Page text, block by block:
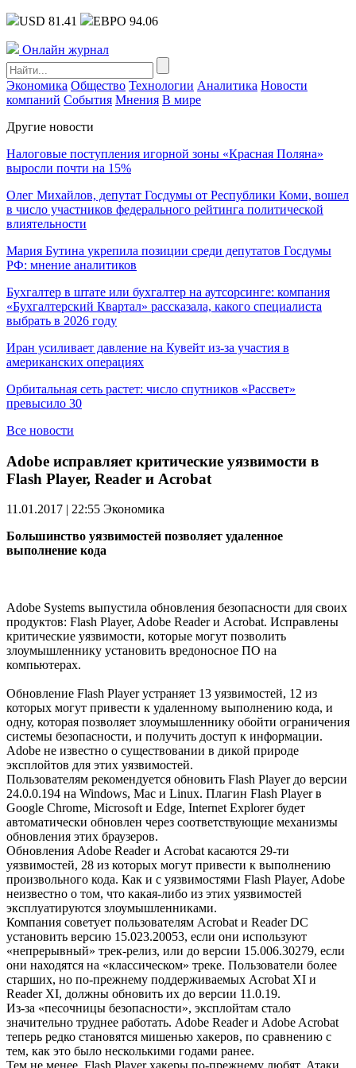
USD 81.41 ЕВРО 94.06
Онлайн журнал
Экономика Общество Технологии Аналитика Новости
компаний События Мнения В мире
Другие новости
Налоговые поступления игорной зоны «Красная Поляна»
выросли почти на 15%
Олег Михайлов, депутат Госдумы от Республики Коми, вошел
в число участников федерального рейтинга политической
влиятельности
Мария Бутина укрепила позиции среди депутатов Госдумы
РФ: мнение аналитиков
Бухгалтер в штате или бухгалтер на аутсорсинге: компания
«Бухгалтерский Квартал» рассказала, какого специалиста
выбрать в 2026 году
Иран усиливает давление на Кувейт из-за участия в
американских операциях
Орбитальная сеть растет: число спутников «Рассвет»
превысило 30
Все новости
Adobe исправляет критические уязвимости в
Flash Player, Reader и Acrobat
11.01.2017 | 22:55 Экономика
Большинство уязвимостей позволяет удаленное
выполнение кода
Adobe Systems выпустила обновления безопасности для своих
продуктов: Flash Player, Adobe Reader и Acrobat. Исправлены
критические уязвимости, которые могут позволить
злоумышленнику установить вредоносное ПО на
компьютерах.
Обновление Flash Player устраняет 13 уязвимостей, 12 из
которых могут привести к удаленному выполнению кода, и
одну, которая позволяет злоумышленнику обойти ограничения
системы безопасности, и получить доступ к информации.
Adobe не известно о существовании в дикой природе
эксплойтов для этих уязвимостей.
Пользователям рекомендуется обновить Flash Player до версии
24.0.0.194 на Windows, Mac и Linux. Плагин Flash Player в
Google Chrome, Microsoft и Edge, Internet Explorer будет
автоматически обновлен через соответствующие механизмы
обновления этих браузеров.
Обновления Adobe Reader и Acrobat касаются 29-ти
уязвимостей, 28 из которых могут привести к выполнению
произвольного кода. Как и с уязвимостями Flash Player, Adobe
неизвестно о том, что какая-либо из этих уязвимостей
эксплуатируются злоумышленниками.
Компания советует пользователям Acrobat и Reader DC
установить версию 15.023.20053, если они используют
«непрерывный» трек-релиз, или до версии 15.006.30279, если
они находятся на «классическом» треке. Пользователи более
старших, но по-прежнему поддерживаемых Acrobat XI и
Reader XI, должны обновить их до версии 11.0.19.
Из-за «песочницы безопасности», эксплойтам стало
значительно труднее работать. Adobe Reader и Adobe Acrobat
теперь редко становятся мишенью хакеров, по сравнению с
тем, как это было несколькими годами ранее.